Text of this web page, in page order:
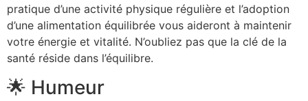
pratique d’une activité physique régulière et l’adoption
d’une alimentation équilibrée vous aideront à maintenir
votre énergie et vitalité. N’oubliez pas que la clé de la
santé réside dans l’équilibre.
🌟 Humeur